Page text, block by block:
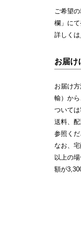
ご希望
欄」にて
詳しくは
お届け
お届け
輸）か
ついては
送料、配
参照くだ
なお、
以上の
額が